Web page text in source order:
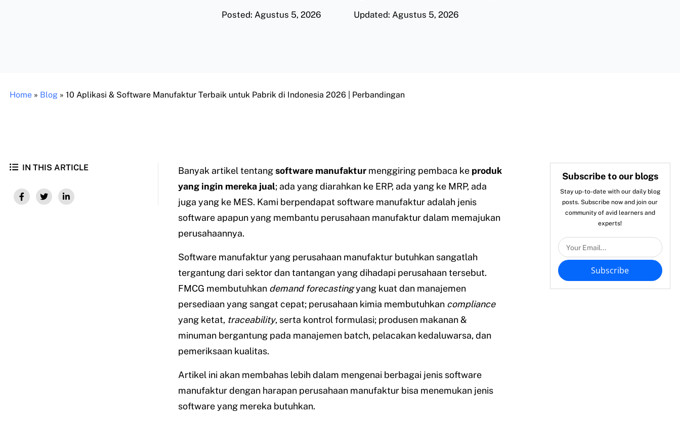
Posted: Agustus 5, 2026 Updated: Agustus 5, 2026
Home » Blog » 10 Aplikasi & Software Manufaktur Terbaik untuk Pabrik di Indonesia 2026 | Perbandingan
IN THIS ARTICLE Banyak artikel tentangsoftware manufakturmenggiring pembaca ke produk
yang ingin mereka jual; ada yang diarahkan ke ERP, ada yang ke MRP, ada
juga yang ke MES. Kami berpendapat software manufaktur adalah jenis
software apapun yang membantu perusahaan manufaktur dalam memajukan
perusahaannya.
Software manufaktur yang perusahaan manufaktur butuhkan sangatlah
tergantung dari sektor dan tantangan yang dihadapi perusahaan tersebut.
FMCG membutuhkan demand forecastingyang kuat dan manajemen
persediaan yang sangat cepat; perusahaan kimia membutuhkan compliance
yang ketat, traceability, serta kontrol formulasi; produsen makanan &
minuman bergantung pada manajemen batch, pelacakan kedaluwarsa, dan
pemeriksaan kualitas.
Artikel ini akan membahas lebih dalam mengenai berbagai jenis software
manufaktur dengan harapan perusahaan manufaktur bisa menemukan jenis
software yang mereka butuhkan.
Subscribe to our blogs
Stay up-to-date with our daily blog
posts. Subscribe now and join our
community of avid learners and
experts!
Subscribe